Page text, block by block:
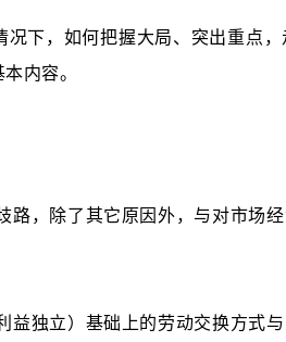
况下，如何把握大局、突出重点
内容。
，除了其它原因外，与对市场
独立）基础上的劳动交换方式